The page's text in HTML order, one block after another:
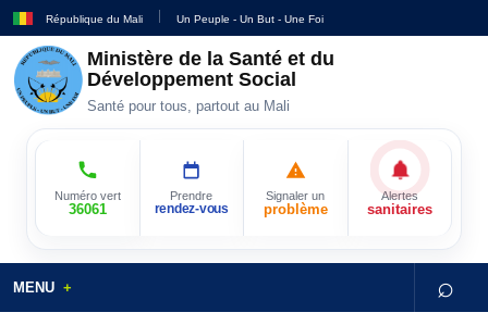
République du Mali Un Peuple - Un But - Une Foi
Ministère de la Santé et du
Développement Social
Santé pour tous, partout au Mali
Numéro vert
36061
Prendre
rendez-vous
Signaler un
problème
Alertes
sanitaires
MENU ⌕